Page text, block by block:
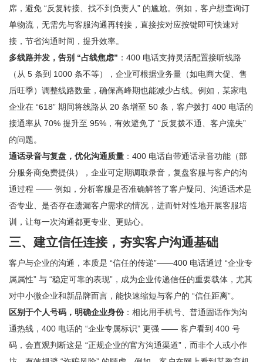
席，避免 “反复转接、找不到负责人” 的尴尬。例如，客户想查询订
单物流，无需先与客服沟通再转接，直接按对应按键即可快速对
接，节省沟通时间，提升效率。
多线路并发，告别 “占线焦虑” ：400 电话支持灵活配置接听线路
（从 5 条到 1000 条不等），企业可根据业务量（如电商大促、售
后旺季）调整线路数量，确保高峰期也能减少占线。例如，某家电
企业在 “618” 期间将线路从 20 条增至 50 条，客户拨打 400 电话的
接通率从 70% 提升至 95%，有效避免了 “反复拨不通、客户流失”
的问题。
通话录音与复盘，优化沟通质量 ：400 电话自带通话录音功能（部
分服务商免费提供），企业可定期调取录音，复盘客服与客户的沟
通过程 —— 例如，分析客服是否准确解答了客户疑问、沟通话术是
否专业、是否存在遗漏客户需求的情况，进而针对性地开展客服培
训，让每一次沟通都更专业、更贴心。
三、建立信任连接，夯实客户沟通基础
客户与企业的沟通，本质是 “信任的传递”——400 电话通过 “企业专
属属性” 与 “稳定可靠的表现”，成为企业传递信任的重要载体，尤其
对中小微企业和新品牌而言，能快速缩短与客户的 “信任距离”。
区别于个人号码，明确企业身份：相比用手机号、普通固话作为沟
通热线，400 电话的 “企业专属标识” 更强 —— 客户看到 400 号
码，会直观判断这是 “正规企业的官方沟通渠道”，而非个人或小作